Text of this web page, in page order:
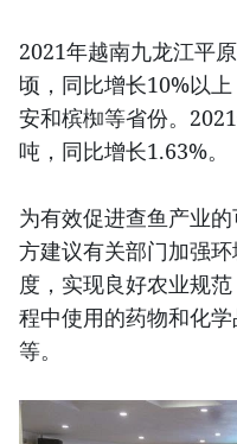
2021年越南九龙江平
顷，同比增长10%以
安和槟椥等省份。
吨，同比增长1.63%。
为有效促进查鱼产业
方建议有关部门加强
度，实现良好农业规
程中使用的药物和化
等。